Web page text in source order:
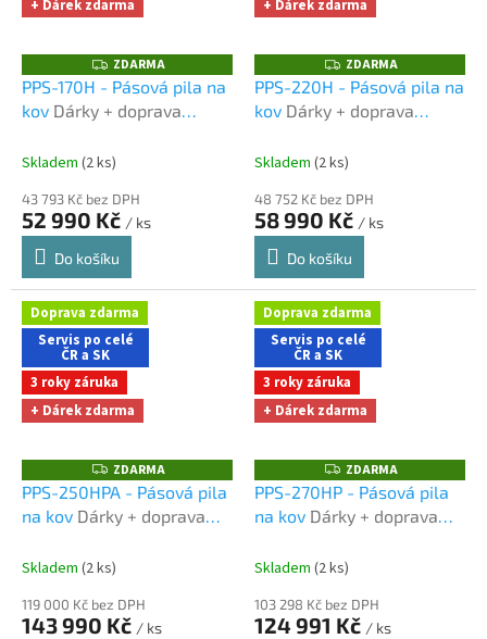
+ Dárek zdarma
Z
D
A
R
ZDARMA
PPS-170H - Pásová pila na
kov Dárky + doprava
shopu
Skladem (2 ks)
43 793 Kč bez DPH
52 990 Kč / ks
Do košíku
+ Dárek zdarma
Z
D
A
R
ZDARMA
PPS-220H - Pásová pila na
kov Dárky + doprava
shopu
Skladem (2 ks)
48 752 Kč bez DPH
58 990 Kč / ks
Do košíku
Doprava zdarma
Servis po celé
ČR a SK
3 roky záruka
+ Dárek zdarma
Z
D
A
R
M
ZDARMA
PPS-250HPA - Pásová pila
na kov Dárky + doprava
shopu
Skladem (2 ks)
119 000 Kč bez DPH
143 990 Kč / ks
Doprava zdarma
Servis po celé
ČR a SK
3 roky záruka
+ Dárek zdarma
Z
D
A
R
M
ZDARMA
PPS-270HP - Pásová pila
na kov Dárky + doprava
shopu
Skladem (2 ks)
103 298 Kč bez DPH
124 991 Kč / ks